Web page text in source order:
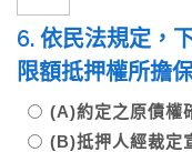
6. 依民法規定，
限額抵押權所擔
(A)約定之原債權
(B)抵押人經裁定